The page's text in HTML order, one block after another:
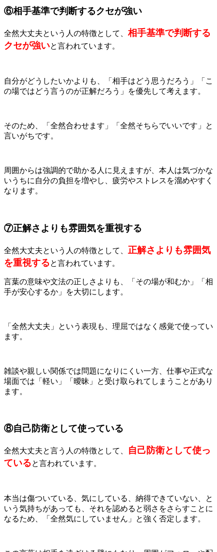
⑥相手基準で判断するクセが強い
全然大丈夫という人の特徴として、 相手基準で判断する
クセが強いと言われています。
自分がどうしたいかよりも、「相手はどう思うだろう」「こ
の場ではどう言うのが正解だろう」を優先して考えます。
そのため、「全然合わせます」「全然そちらでいいです」と
言いがちです。
周囲からは強調的で助かる人に見えますが、本人は気づかな
いうちに自分の負担を増やし、疲労やストレスを溜めやすく
なります。
⑦正解さよりも雰囲気を重視する
全然大丈夫という人の特徴として、 正解さよりも雰囲気
を重視すると言われています。
言葉の意味や文法の正しさよりも、「その場が和むか」「相
手が安心するか」を大切にします。
「全然大丈夫」という表現も、理屈ではなく感覚で使ってい
ます。
雑談や親しい関係では問題になりにくい一方、仕事や正式な
場面では「軽い」「曖昧」と受け取られてしまうことがあり
ます。
⑧自己防衛として使っている
全然大丈夫と言う人の特徴として、
自己防衛として使っ
ていると言われています。
本当は傷ついている、気にしている、納得できていない、と
いう気持ちがあっても、それを認めると弱さをさらすことに
なるため、「全然気にしていません」と強く否定します。